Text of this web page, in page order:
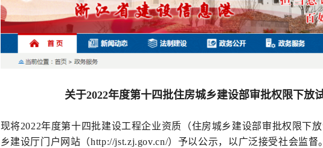
关于2022年度第十四批住房城乡建设部审批权限下放
现将2022年度第十四批建设工程企业资质（住房城乡建设部审批权限下
乡建设厅门户网站（http://jst.zj.gov.cn/）予以公示，以广泛接受社会监督